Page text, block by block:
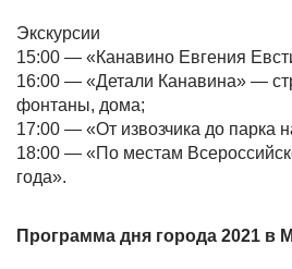
Экскурсии
15:00 — «Канавино Евгения
16:00 — «Детали Канавина» —
фонтаны, дома;
17:00 — «От извозчика до парка
18:00 — «По местам
года».
Программа дня города 2021 в